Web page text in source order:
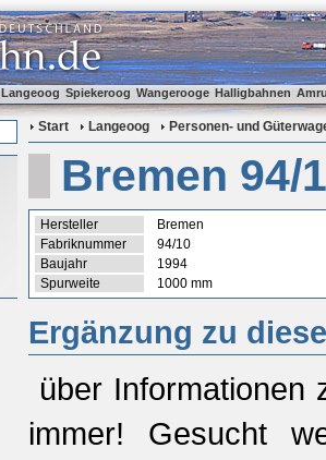
Langeoog Spiekeroog Wangerooge Halligbahnen
Start Langeoog Personen- und
Bremen 94/
Hersteller
Bremen
Fabriknummer
94/10
Baujahr
1994
Spurweite
1000 mm
Ergänzung zu
über Informationen
immer! Gesucht